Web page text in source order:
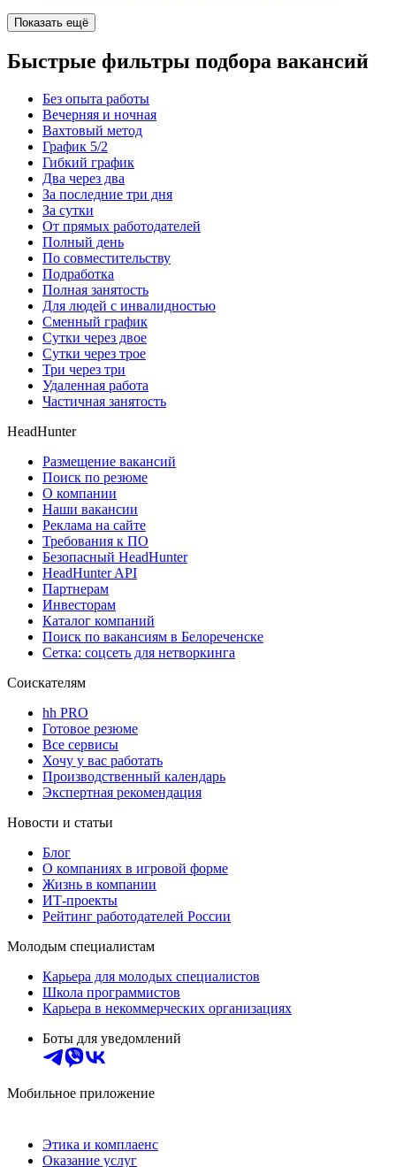
Показать ещё
Быстрые фильтры подбора вакансий
Без опыта работы
Вечерняя и ночная
Вахтовый метод
График 5/2
Гибкий график
Два через два
За последние три дня
За сутки
От прямых работодателей
Полный день
По совместительству
Подработка
Полная занятость
Для людей с инвалидностью
Сменный график
Сутки через двое
Сутки через трое
Три через три
Удаленная работа
Частичная занятость
HeadHunter
Размещение вакансий
Поиск по резюме
О компании
Наши вакансии
Реклама на сайте
Требования к ПО
Безопасный HeadHunter
HeadHunter API
Партнерам
Инвесторам
Каталог компаний
Поиск по вакансиям в Белореченске
Сетка: соцсеть для нетворкинга
Соискателям
hh PRO
Готовое резюме
Все сервисы
Хочу у вас работать
Производственный календарь
Экспертная рекомендация
Новости и статьи
Блог
О компаниях в игровой форме
Жизнь в компании
ИТ-проекты
Рейтинг работодателей России
Молодым специалистам
Карьера для молодых специалистов
Школа программистов
Карьера в некоммерческих организациях
Боты для уведомлений
Мобильное приложение
Этика и комплаенс
Оказание услуг